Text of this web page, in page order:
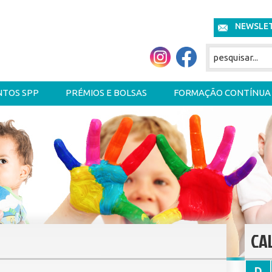
SPP PRÉMIOS E BOLSAS FORMAÇÃO CONTÍNUA